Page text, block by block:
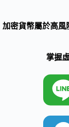
加密貨幣屬於高風
掌握